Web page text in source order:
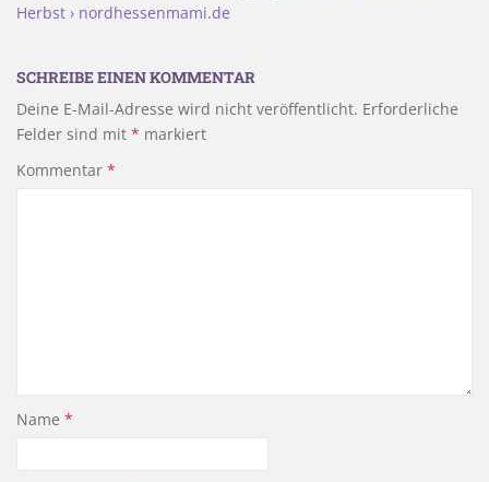
Herbst › nordhessenmami.de
SCHREIBE EINEN KOMMENTAR
Deine E-Mail-Adresse wird nicht veröffentlicht. Erforderliche
Felder sind mit * markiert
Kommentar *
Name *